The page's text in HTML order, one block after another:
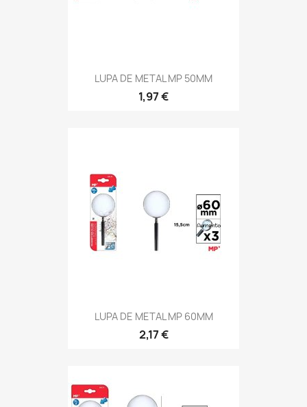
LUPA DE METAL MP 50MM
1,97 €
LUPA DE METAL MP 60MM
2,17 €